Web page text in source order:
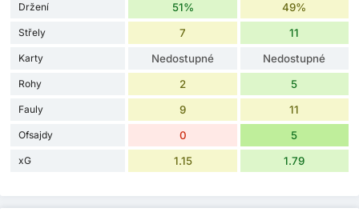
Držení 51% 49%
Střely 7 11
Karty Nedostupné Nedostupné
Rohy 2 5
Fauly 9 11
Ofsajdy 0 5
xG 1.15 1.79